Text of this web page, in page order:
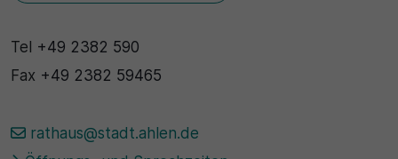
Tel +49 2382 590
Fax +49 2382 59465
rathaus@stadt.ahlen.de